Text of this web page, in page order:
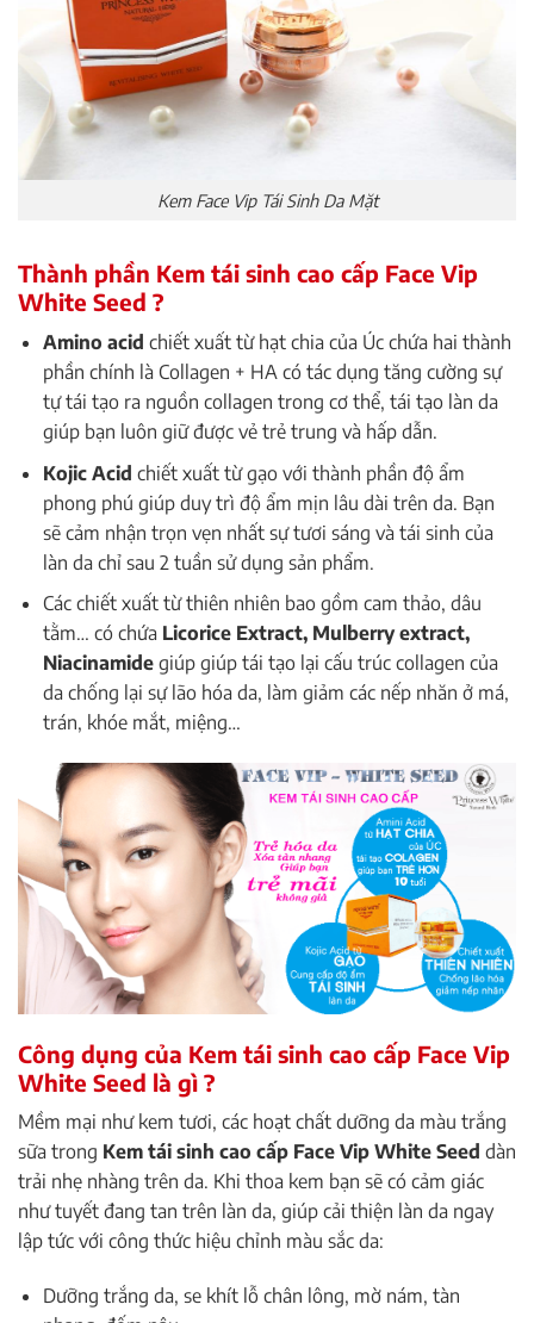
Kem Face Vip Tái Sinh Da Mặt
Thành phần Kem tái sinh cao cấp Face Vip
White Seed ?
Amino acid chiết xuất từ hạt chia của Úc chứa hai thành
phần chính là Collagen + HA có tác dụng tăng cường sự
tự tái tạo ra nguồn collagen trong cơ thể, tái tạo làn da
giúp bạn luôn giữ được vẻ trẻ trung và hấp dẫn.
Kojic Acid chiết xuất từ gạo với thành phần độ ẩm
phong phú giúp duy trì độ ẩm mịn lâu dài trên da. Bạn
sẽ cảm nhận trọn vẹn nhất sự tươi sáng và tái sinh của
làn da chỉ sau 2 tuần sử dụng sản phẩm.
Các chiết xuất từ thiên nhiên bao gồm cam thảo, dâu
tằm… có chứa Licorice Extract, Mulberry extract,
Niacinamidegiúp giúp tái tạo lại cấu trúc collagen của
da chống lại sự lão hóa da, làm giảm các nếp nhăn ở má,
trán, khóe mắt, miệng…
Công dụng của Kem tái sinh cao cấp Face Vip
White Seed là gì ?
Mềm mại như kem tươi, các hoạt chất dưỡng da màu trắng
sữa trong Kem tái sinh cao cấp Face Vip White Seed dàn
trải nhẹ nhàng trên da. Khi thoa kem bạn sẽ có cảm giác
như tuyết đang tan trên làn da, giúp cải thiện làn da ngay
lập tức với công thức hiệu chỉnh màu sắc da:
Dưỡng trắng da, se khít lỗ chân lông, mờ nám, tàn